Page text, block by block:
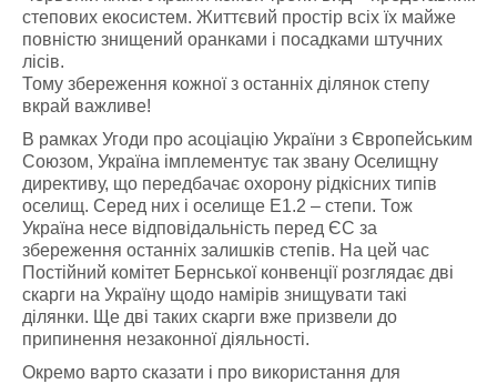
степових екосистем. Життєвий простір всіх їх майже
повністю знищений оранками і посадками штучних
лісів.
Тому збереження кожної з останніх ділянок степу
вкрай важливе!
В рамках Угоди про асоціацію України з Європейським
Союзом, Україна імплементує так звану Оселищну
директиву, що передбачає охорону рідкісних типів
оселищ. Серед них і оселище Е1.2 – степи. Тож
Україна несе відповідальність перед ЄС за
збереження останніх залишків степів. На цей час
Постійний комітет Бернської конвенції розглядає дві
скарги на Україну щодо намірів знищувати такі
ділянки. Ще дві таких скарги вже призвели до
припинення незаконної діяльності.
Окремо варто сказати і про використання для